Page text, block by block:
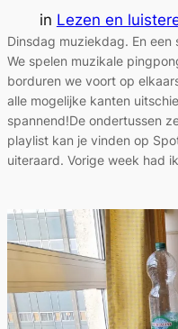
in Lezen en
Dinsdag muziekdag. En
We spelen muzikale
borduren we voort op
alle mogelijke kanten
spannend!De ondertussen
playlist kan je vinden op
uiteraard. Vorige week had